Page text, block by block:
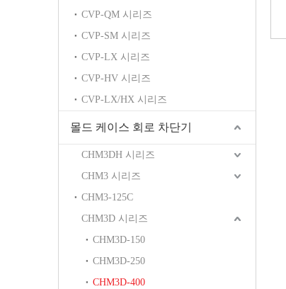
CVP-QM 시리즈
CVP-SM 시리즈
CVP-LX 시리즈
CVP-HV 시리즈
CVP-LX/HX 시리즈
몰드 케이스 회로 차단기
CHM3DH 시리즈
CHM3 시리즈
CHM3-125C
CHM3D 시리즈
CHM3D-150
CHM3D-250
CHM3D-400